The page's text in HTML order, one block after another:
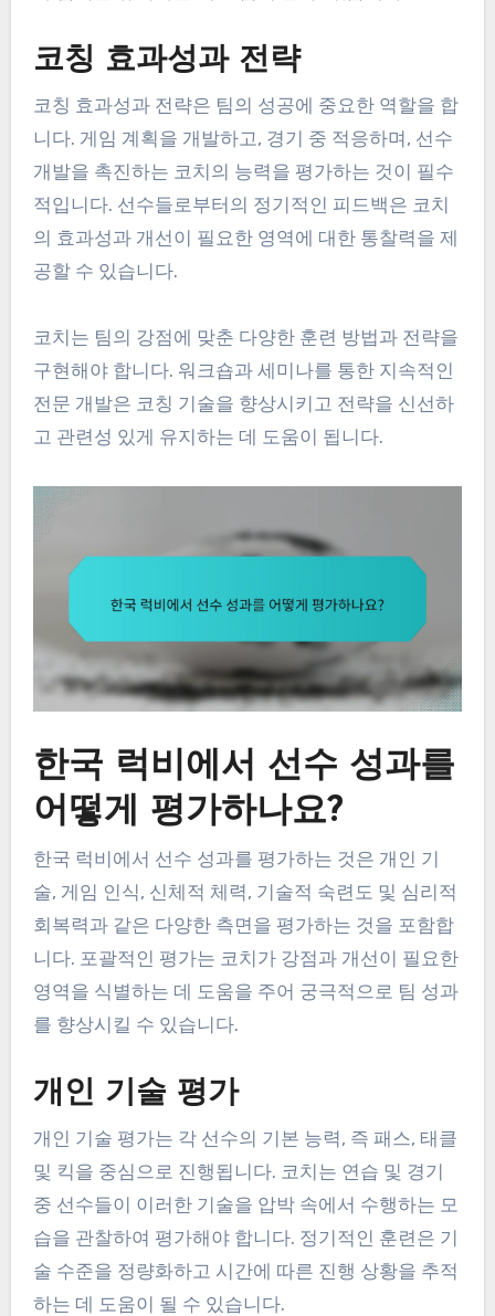
코칭 효과성과 전략
코칭 효과성과 전략은 팀의 성공에 중요한 역할을 합
니다. 게임 계획을 개발하고, 경기 중 적응하며, 선수
개발을 촉진하는 코치의 능력을 평가하는 것이 필수
적입니다. 선수들로부터의 정기적인 피드백은 코치
의 효과성과 개선이 필요한 영역에 대한 통찰력을 제
공할 수 있습니다.
코치는 팀의 강점에 맞춘 다양한 훈련 방법과 전략을
구현해야 합니다. 워크숍과 세미나를 통한 지속적인
전문 개발은 코칭 기술을 향상시키고 전략을 신선하
고 관련성 있게 유지하는 데 도움이 됩니다.
한국 럭비에서 선수 성과를
어떻게 평가하나요?
한국 럭비에서 선수 성과를 평가하는 것은 개인 기
술, 게임 인식, 신체적 체력, 기술적 숙련도 및 심리적
회복력과 같은 다양한 측면을 평가하는 것을 포함합
니다. 포괄적인 평가는 코치가 강점과 개선이 필요한
영역을 식별하는 데 도움을 주어 궁극적으로 팀 성과
를 향상시킬 수 있습니다.
개인 기술 평가
개인 기술 평가는 각 선수의 기본 능력, 즉 패스, 태클
및 킥을 중심으로 진행됩니다. 코치는 연습 및 경기
중 선수들이 이러한 기술을 압박 속에서 수행하는 모
습을 관찰하여 평가해야 합니다. 정기적인 훈련은 기
술 수준을 정량화하고 시간에 따른 진행 상황을 추적
하는 데 도움이 될 수 있습니다.